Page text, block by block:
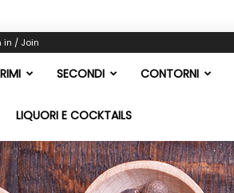
in / Join
SECONDI CONTORNI
LIQUORI E COCKTAILS